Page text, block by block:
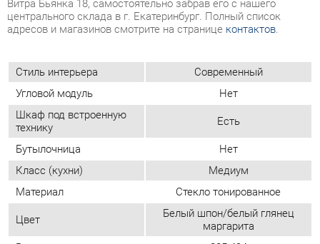
Угловой модуль
Нет
Шкаф под встроенную
Есть
Бутылочница
Нет
Класс (кухни)
Медиум
Цвет Белый шпон/белый глянец
Вес упаковок, кг
205.494
Объем упаковок, м3
0.51
Материал столешницы
Постформинг
ОТЗЫВЫ